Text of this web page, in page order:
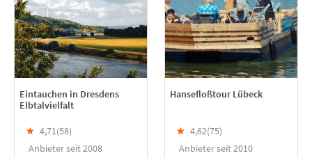
Eintauchen in Dresdens
Elbtalvielfalt
★ 4,71(58)
Anbieter seit 2008
Hansefloßtour Lübeck
★ 4,62(75)
Anbieter seit 2010